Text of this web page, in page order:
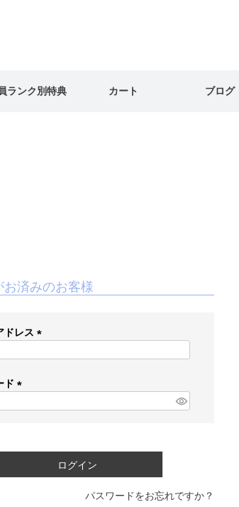
ランク別特典 カート ブログ
お済みのお客様
ドレス
)
ド
ログイン
パスワードをお忘れですか？